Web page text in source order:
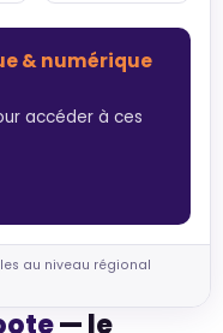
& numérique
accéder à ces
au niveau régional
— le